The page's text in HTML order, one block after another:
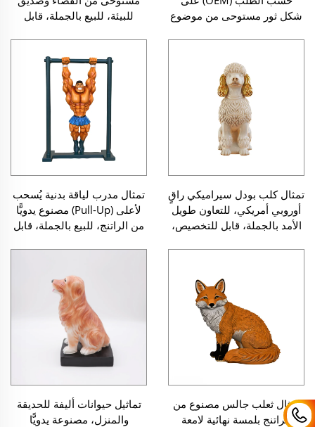
شكل ثور مستوحى من موضوع
لديكور المنزل وجمع التذكارات
الرياضية
للبيئة، للبيع بالجملة، قابل
الفنية، موجَّه للسوق الأوروبية
تمثال كلب بودل سيراميكي راقٍ
أوروبي أمريكي، للتعاون طويل
الأمد بالجملة، قابل للتخصيص،
تمثال مدرب لياقة بدنية يُسحب
لأعلى (Pull-Up) مصنوع يدويًّا
من الراتنج، للبيع بالجملة، قابل
من الراتنج، موجَّه للسوق
الأوروبية والأمريكية
تمثال ثعلب جالس مصنوع من
الراتنج بلمسة نهائية لامعة
تماثيل حيوانات أليفة للحديقة
والمنزل، مصنوعة يدويًّا